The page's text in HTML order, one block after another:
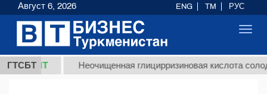
ГТСБТ Неочищенная глицирризиновая кислота солодкового
Август 6, 2026 ENG TM РУС